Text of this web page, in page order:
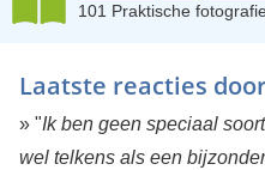
101 Praktische
Laatste reacties
» "Ik ben geen speciaal
wel telkens als een